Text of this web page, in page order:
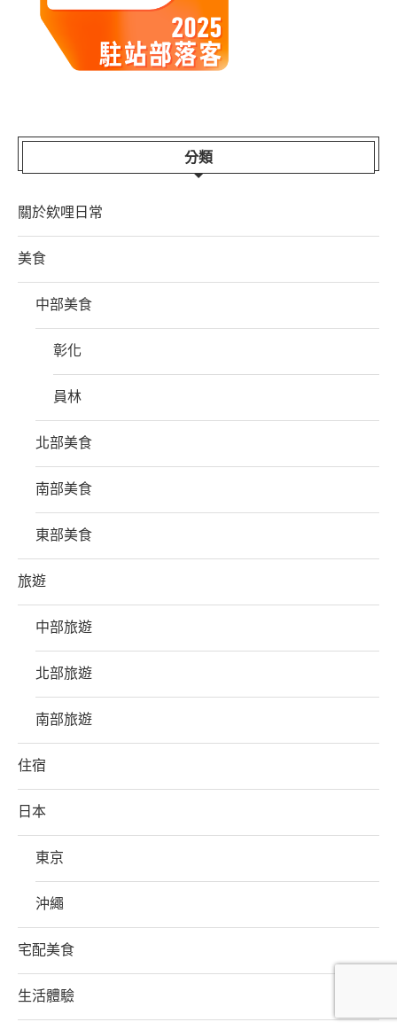
分類
關於欸哩日常
美食
中部美食
彰化
員林
北部美食
南部美食
東部美食
旅遊
中部旅遊
北部旅遊
南部旅遊
住宿
日本
東京
沖繩
宅配美食
生活體驗